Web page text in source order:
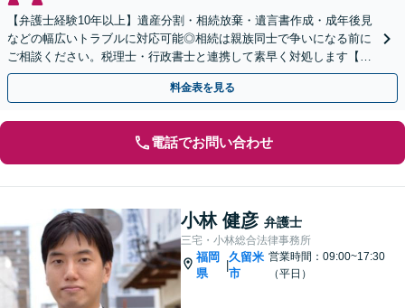
【弁護士経験10年以上】遺産分割・相続放棄・遺言書作成・成年後見
などの幅広いトラブルに対応可能◎相続は親族同士で争いになる前に
ご相談ください。税理士・行政書士と連携して素早く対処します【夜
間・休日の相談可能】【初回のご相談30分無料】
料金表を見る
電話でお問い合わせ
小林 健彦 弁護士
三宅・小林総合法律事務所
福岡
県
|
久留米
市
営業時間：09:00~17:30
（平日）